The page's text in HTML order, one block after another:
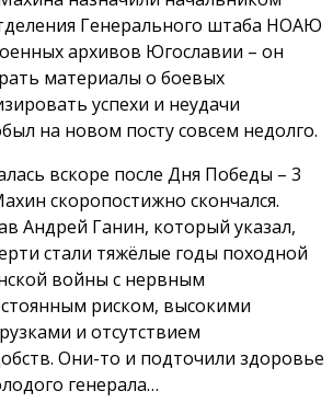
Генерального штаба НОАЮ
архивов Югославии – он
материалы о боевых
успехи и неудачи
на новом посту совсем недолго.
вскоре после Дня Победы – 3
скоропостижно скончался.
Андрей Ганин, который указал,
стали тяжёлые годы походной
войны с нервным
риском, высокими
и отсутствием
Они-то и подточили здоровье
генерала…